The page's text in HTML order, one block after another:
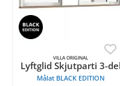
VILLA ORIGINAL
Lyftglid Skjutparti 3-del
Målat BLACK EDITION